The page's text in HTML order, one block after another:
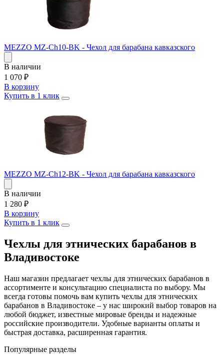
MEZZO MZ-Ch10-BK - Чехол для барабана кавказского
В наличии
1 070 ₽
В корзину
Купить в 1 клик
MEZZO MZ-Ch12-BK - Чехол для барабана кавказского
В наличии
1 280 ₽
В корзину
Купить в 1 клик
Чехлы для этнических барабанов в
Владивостоке
Наш магазин предлагает чехлы для этнических барабанов в
ассортименте и консультацию специалиста по выбору. Мы
всегда готовы помочь вам купить чехлы для этнических
барабанов в Владивостоке – у нас широкий выбор товаров на
любой бюджет, известные мировые бренды и надежные
российские производители. Удобные варианты оплаты и
быстрая доставка, расширенная гарантия.
Популярные разделы